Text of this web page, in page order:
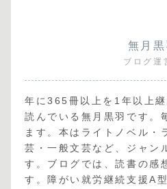
無月黒
ブログ運
年に365冊以上を1年以上
読んでいる無月黒羽です。
ます。本はライトノベル・
芸・一般文芸など、ジャン
す。ブログでは、読書の感
す。障がい就労継続支援A